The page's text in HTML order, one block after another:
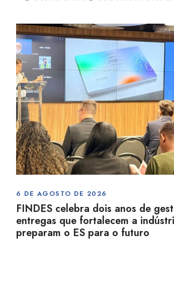
6 DE AGOSTO DE 2026
FINDES celebra dois anos de
entregas que fortalecem a
preparam o ES para o futuro